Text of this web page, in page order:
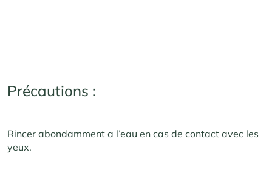
Précautions :
Rincer abondamment a l’eau en cas de contact avec les
yeux.